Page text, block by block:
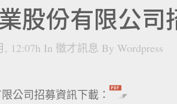
股份有限公司
, 12:07h In 徵才訊息 By Wordpress
公司招募資訊下載：